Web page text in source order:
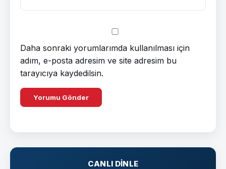
Daha sonraki yorumlarımda kullanılması için
adım, e-posta adresim ve site adresim bu
tarayıcıya kaydedilsin.
CANLI DINLE